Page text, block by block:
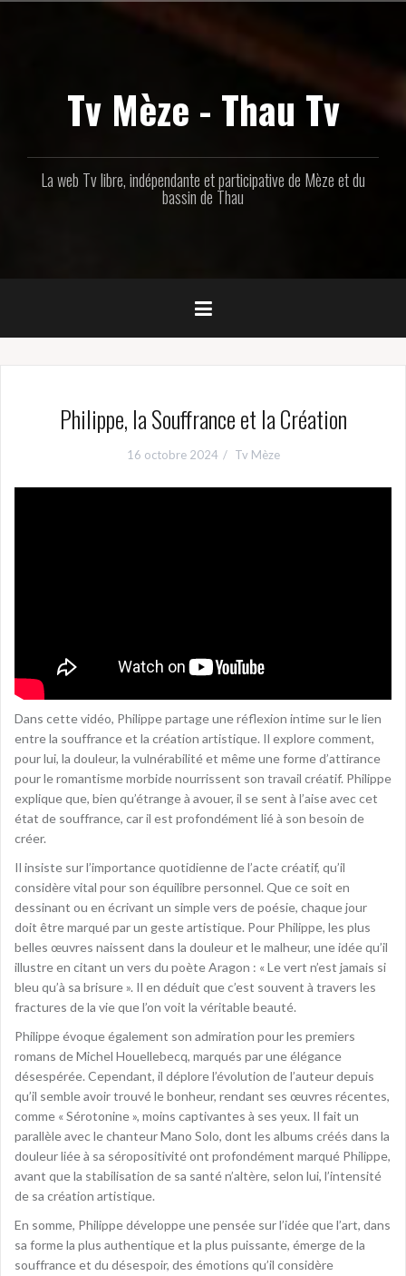
Tv Mèze - Thau Tv
La web Tv libre, indépendante et participative de Mèze et du
bassin de Thau
Philippe, la Souffrance et la Création
16 octobre 2024 Tv Mèze
Dans cette vidéo, Philippe partage une réflexion intime sur le lien
entre la souffrance et la création artistique. Il explore comment,
pour lui, la douleur, la vulnérabilité et même une forme d’attirance
pour le romantisme morbide nourrissent son travail créatif. Philippe
explique que, bien qu’étrange à avouer, il se sent à l’aise avec cet
état de souffrance, car il est profondément lié à son besoin de
créer.
Il insiste sur l’importance quotidienne de l’acte créatif, qu’il
considère vital pour son équilibre personnel. Que ce soit en
dessinant ou en écrivant un simple vers de poésie, chaque jour
doit être marqué par un geste artistique. Pour Philippe, les plus
belles œuvres naissent dans la douleur et le malheur, une idée qu’il
illustre en citant un vers du poète Aragon : « Le vert n’est jamais si
bleu qu’à sa brisure ». Il en déduit que c’est souvent à travers les
fractures de la vie que l’on voit la véritable beauté.
Philippe évoque également son admiration pour les premiers
romans de Michel Houellebecq, marqués par une élégance
désespérée. Cependant, il déplore l’évolution de l’auteur depuis
qu’il semble avoir trouvé le bonheur, rendant ses œuvres récentes,
comme « Sérotonine », moins captivantes à ses yeux. Il fait un
parallèle avec le chanteur Mano Solo, dont les albums créés dans la
douleur liée à sa séropositivité ont profondément marqué Philippe,
avant que la stabilisation de sa santé n’altère, selon lui, l’intensité
de sa création artistique.
En somme, Philippe développe une pensée sur l’idée que l’art, dans
sa forme la plus authentique et la plus puissante, émerge de la
souffrance et du désespoir, des émotions qu’il considère